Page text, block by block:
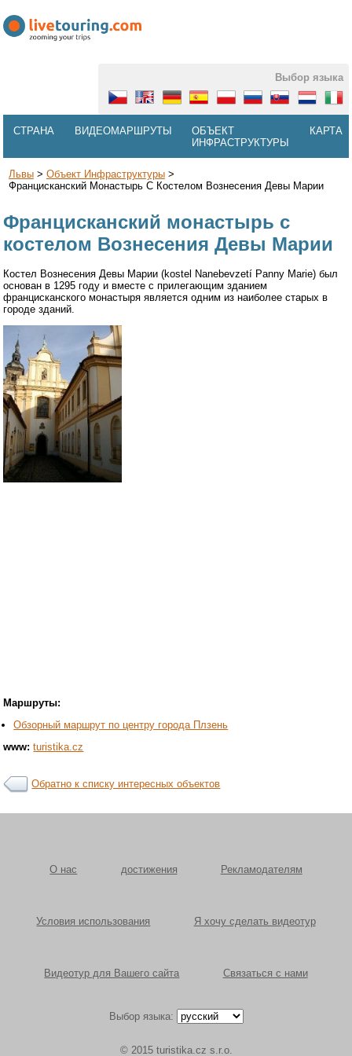
Выбор языка
СТРАНА ВИДЕОМАРШРУТЫ
ОБЪЕКТ
ИНФРАСТРУКТУРЫ
КАРТА
Львы> Объект Инфраструктуры>
Францисканский Монастырь С Костелом Вознесения Девы Марии
Францисканский монастырь с
костелом Вознесения Девы Марии
Костел Вознесения Девы Марии (kostel Nanebevzetí Panny Marie) был
основан в 1295 году и вместе с прилегающим зданием
францисканского монастыря является одним из наиболее старых в
городе зданий.
Маршруты:
Обзорный маршрут по центру города Плзень
www: turistika.cz
Обратно к списку интересных объектов
О нас достижения Рекламодателям
Условия использования Я хочу сделать видеотур
Видеотур для Вашего сайта Связаться с нами
Выбор языка:
© 2015 turistika.cz s.r.o.